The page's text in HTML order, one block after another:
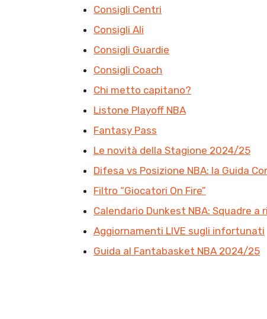
Consigli Centri
Consigli Ali
Consigli Guardie
Consigli Coach
Chi metto capitano?
Listone Playoff NBA
Fantasy Pass
Le novità della Stagione 2024/25
Difesa vs Posizione NBA: la Guida
Filtro “Giocatori On Fire”
Calendario Dunkest NBA: Squadre a
Aggiornamenti LIVE sugli infortunati
Guida al Fantabasket NBA 2024/25